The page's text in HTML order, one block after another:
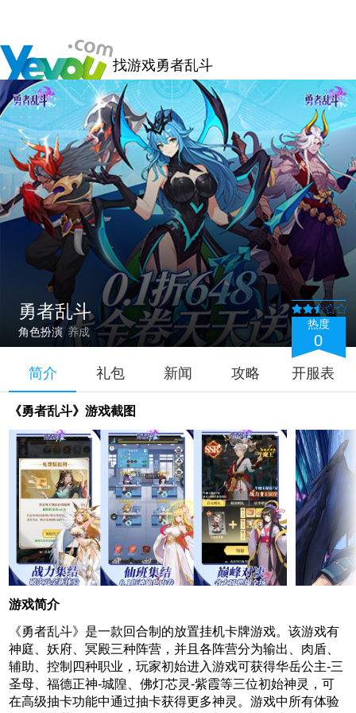
找游戏勇者乱斗
勇者乱斗
角色扮演 养成
热度
0
简介 礼包 新闻 攻略 开服表
《勇者乱斗》游戏截图
游戏简介
《勇者乱斗》是一款回合制的放置挂机卡牌游戏。该游戏有
神庭、妖府、冥殿三种阵营，并且各阵营分为输出、肉盾、
辅助、控制四种职业，玩家初始进入游戏可获得华岳公主-三
圣母、福德正神-城隍、佛灯芯灵-紫霞等三位初始神灵，可
在高级抽卡功能中通过抽卡获得更多神灵。游戏中所有体验